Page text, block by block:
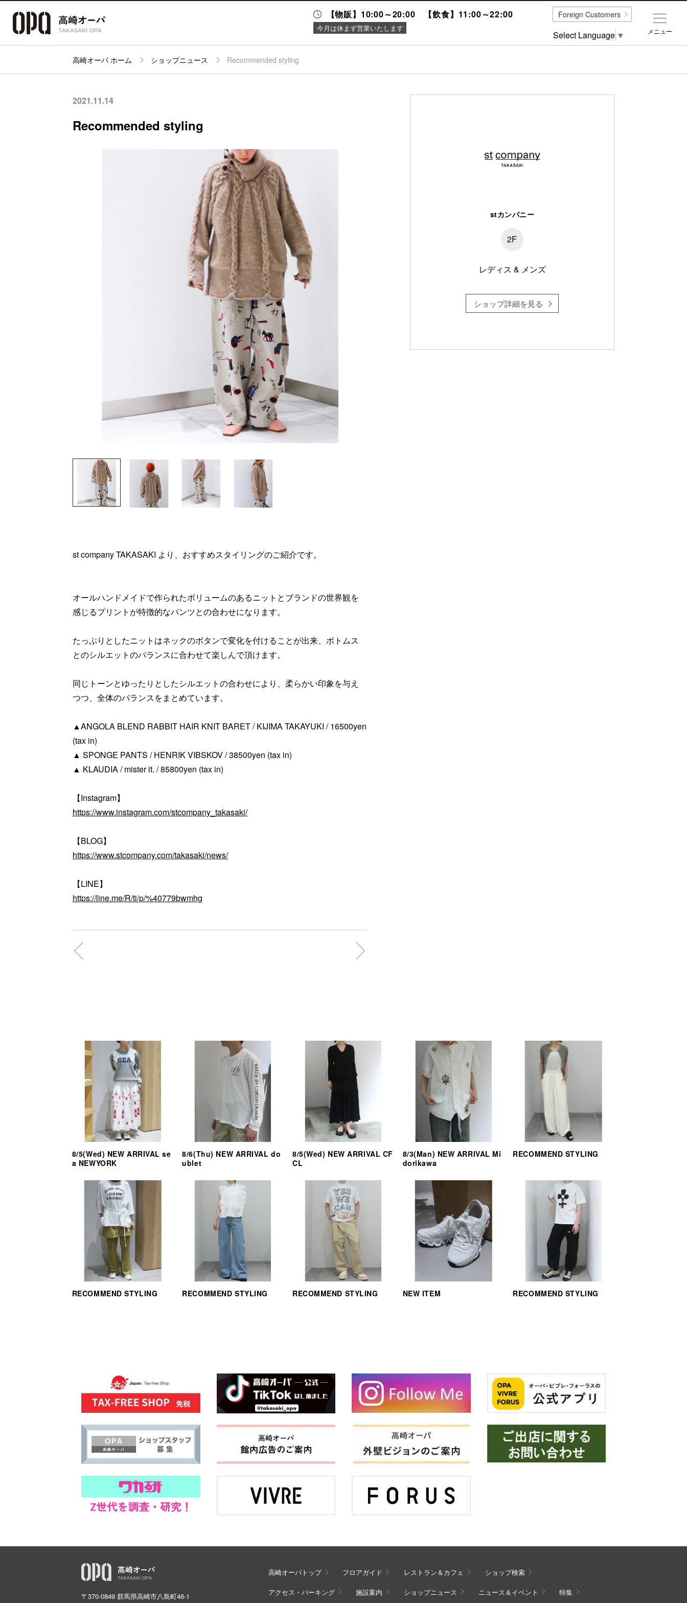
【物販】10:00～20:00 【飲食】11:00～22:00
今月は休まず営業いたします
パーキング
ニュース＆
イベント
高崎オーパ ホーム ショップニュース Recommended styling
2021.11.14
Recommended styling
st company TAKASAKI より、おすすめスタイリングのご紹介です。
オールハンドメイドで作られたボリュームのあるニットとブランドの世界観を
感じるプリントが特徴的なパンツとの合わせになります。
たっぷりとしたニットはネックのボタンで変化を付けることが出来、ボトムス
とのシルエットのバランスに合わせて楽しんで頂けます。
同じトーンとゆったりとしたシルエットの合わせにより、柔らかい印象を与え
つつ、全体のバランスをまとめています。
▲ANGOLA BLEND RABBIT HAIR KNIT BARET / KIJIMA TAKAYUKI / 16500yen
(tax in)
▲ SPONGE PANTS / HENRIK VIBSKOV / 38500yen (tax in)
▲ KLAUDIA / mister it. / 85800yen (tax in)
【Instagram】
https://www.instagram.com/stcompany_takasaki/
【BLOG】
https://www.stcompany.com/takasaki/news/
【LINE】
https://line.me/R/ti/p/%40779bwmhg
stカンパニー
2F
レディス & メンズ
ショップ詳細を見る
8/5(Wed) NEW ARRIVAL se
a NEWYORK
8/6(Thu) NEW ARRIVAL do
ublet
8/5(Wed) NEW ARRIVAL CF
CL
8/3(Man) NEW ARRIVAL Mi
dorikawa
RECOMMEND STYLING
RECOMMEND STYLING RECOMMEND STYLING RECOMMEND STYLING NEW ITEM RECOMMEND STYLING
〒370-0849 群馬県高崎市八島町46-1
高崎オーパトップ フロアガイド レストラン＆カフェ ショップ検索
アクセス・パーキング 施設案内 ショップニュース ニュース＆イベント 特集
メニュー
Foreign Customers
Select Language ▼